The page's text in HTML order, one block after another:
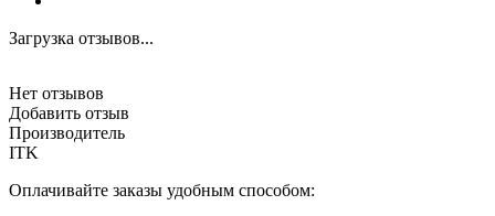
Загрузка отзывов...
Нет отзывов
Добавить отзыв
Производитель
ITK
Оплачивайте заказы удобным способом: